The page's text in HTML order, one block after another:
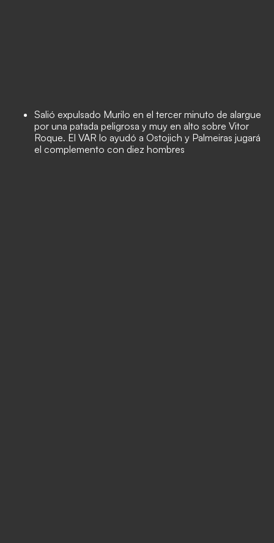
Salió expulsado Murilo en el tercer minuto de alargue
por una patada peligrosa y muy en alto sobre Vitor
Roque. El VAR lo ayudó a Ostojich y Palmeiras jugará
el complemento con diez hombres